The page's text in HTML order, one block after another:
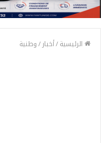
الرئيسية/أخبار/وطنية